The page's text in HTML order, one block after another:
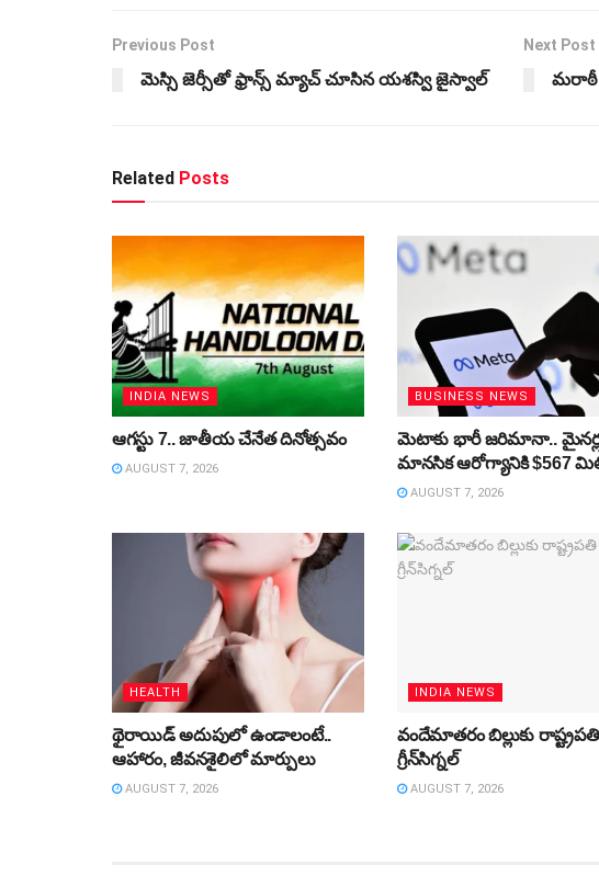
Previous Post
మెస్సి జెర్సీతో ఫ్రాన్స్ మ్యాచ్ చూసిన యశస్వి జైస్వాల్
Next Post
మరాఠీ
Related Posts
INDIA NEWS
ఆగస్టు 7.. జాతీయ చేనేత దినోత్సవం
AUGUST 7, 2026
BUSINESS NEWS
మెటాకు భారీ జరిమానా..
మానసిక ఆరోగ్యానికి $567
AUGUST 7, 2026
HEALTH
థైరాయిడ్‌ అదుపులో ఉండాలంటే..
ఆహారం, జీవనశైలిలో మార్పులు
AUGUST 7, 2026
INDIA NEWS
వందేమాతరం బిల్లుకు రాష్ట్రపతి
గ్రీన్‌సిగ్నల్
AUGUST 7, 2026